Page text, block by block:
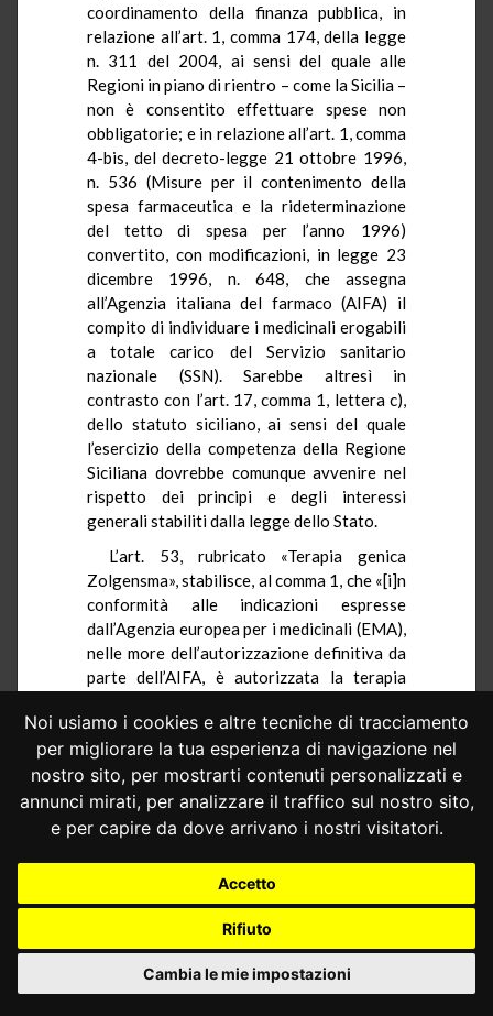
Noi usiamo i cookies e altre tecniche di tracciamento
per migliorare la tua esperienza di navigazione nel
nostro sito, per mostrarti contenuti personalizzati e
annunci mirati, per analizzare il traffico sul nostro sito,
e per capire da dove arrivano i nostri visitatori.
Accetto
Rifiuto
Cambia le mie impostazioni
coordinamento della finanza pubblica, in
relazione all’art. 1, comma 174, della legge
n. 311 del 2004, ai sensi del quale alle
Regioni in piano di rientro – come la Sicilia –
non è consentito effettuare spese non
obbligatorie; e in relazione all’art. 1, comma
4-bis, del decreto-legge 21 ottobre 1996,
n. 536 (Misure per il contenimento della
spesa farmaceutica e la rideterminazione
del tetto di spesa per l’anno 1996)
convertito, con modificazioni, in legge 23
dicembre 1996, n. 648, che assegna
all’Agenzia italiana del farmaco (AIFA) il
compito di individuare i medicinali erogabili
a totale carico del Servizio sanitario
nazionale (SSN). Sarebbe altresì in
contrasto con l’art. 17, comma 1, lettera c),
dello statuto siciliano, ai sensi del quale
l’esercizio della competenza della Regione
Siciliana dovrebbe comunque avvenire nel
rispetto dei principi e degli interessi
generali stabiliti dalla legge dello Stato.
L’art. 53, rubricato «Terapia genica
Zolgensma», stabilisce, al comma 1, che «[i]n
conformità alle indicazioni espresse
dall’Agenzia europea per i medicinali (EMA),
nelle more dell’autorizzazione definitiva da
parte dell’AIFA, è autorizzata la terapia
nell’elenco dei medicinali erogabili a totale
carico del servizio sanitario nazionale ai
sensi del decreto legge 21 ottobre 1996, n.
536, convertito dalla legge 23 dicembre
1996, n. 648, per il trattamento dei lattanti
anche oltre i sei mesi di età. Ai relativi oneri
provvede a valere sulle risorse del capitolo
euro (Missione 13, Programma 1, capitolo
413374)».